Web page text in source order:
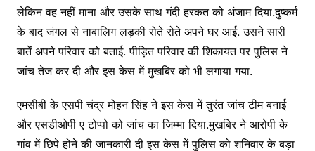
लेकिन वह नहीं माना और उसके साथ गंदी हरकत को अंजाम दिया.दुष्कर्म
के बाद जंगल से नाबालिग लड़की रोते रोते अपने घर आई. उसने सारी
बातें अपने परिवार को बताई. पीड़ित परिवार की शिकायत पर पुलिस ने
जांच तेज कर दी और इस केस में मुखबिर को भी लगाया गया.
एमसीबी के एसपी चंद्र मोहन सिंह ने इस केस में तुरंत जांच टीम बनाई
और एसडीओपी ए टोप्पो को जांच का जिम्मा दिया.मुखबिर ने आरोपी के
गांव में छिपे होने की जानकारी दी इस केस में पुलिस को शनिवार के बड़ा